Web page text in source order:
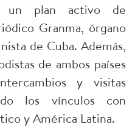
un plan activo de
Granma, órgano
de Cuba. Además,
de ambos países
y visitas
los vínculos con
y América Latina.